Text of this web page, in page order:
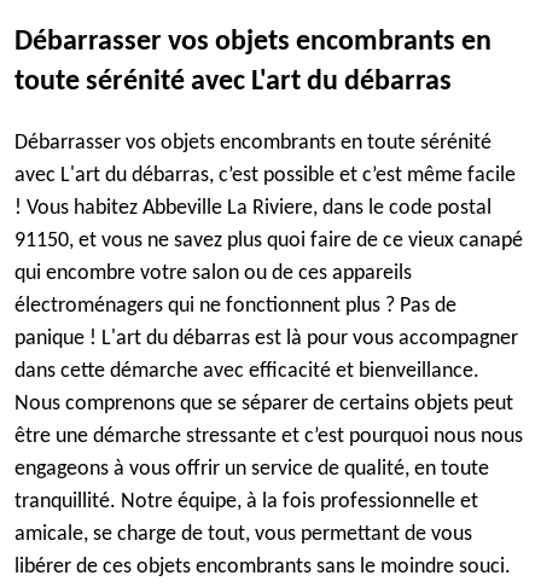
Débarrasser vos objets encombrants en
toute sérénité avec L'art du débarras
Débarrasser vos objets encombrants en toute sérénité
avec L'art du débarras, c’est possible et c’est même facile
! Vous habitez Abbeville La Riviere, dans le code postal
91150, et vous ne savez plus quoi faire de ce vieux canapé
qui encombre votre salon ou de ces appareils
électroménagers qui ne fonctionnent plus ? Pas de
panique ! L'art du débarras est là pour vous accompagner
dans cette démarche avec efficacité et bienveillance.
Nous comprenons que se séparer de certains objets peut
être une démarche stressante et c’est pourquoi nous nous
engageons à vous offrir un service de qualité, en toute
tranquillité. Notre équipe, à la fois professionnelle et
amicale, se charge de tout, vous permettant de vous
libérer de ces objets encombrants sans le moindre souci.